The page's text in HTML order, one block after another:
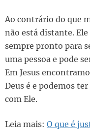
Ao contrário do que
não está distante.
sempre pronto para
uma pessoa e pode
Em Jesus
Deus é e podemos
com Ele.
Leia mais: O que é